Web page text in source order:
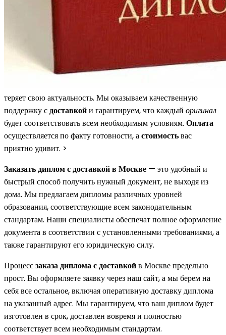
теряет свою актуальность. Мы оказываем качественную
поддержку сдоставкойи гарантируем, что каждый оригинал
будет соответствовать всем необходимым условиям. Оплата
осуществляется по факту готовности, астоимостьвас
приятно удивит. >
Заказать диплом с доставкой в Москве — это удобный и
быстрый способ получить нужный документ, не выходя из
дома. Мы предлагаем дипломы различных уровней
образования, соответствующие всем законодательным
стандартам. Наши специалисты обеспечат полное оформление
документа в соответствии с установленными требованиями, а
также гарантируют его юридическую силу.
Процессзаказа диплома с доставкойв Москве предельно
прост. Вы оформляете заявку через наш сайт, а мы берем на
себя все остальное, включая оперативную доставку диплома
на указанный адрес. Мы гарантируем, что ваш диплом будет
изготовлен в срок, доставлен вовремя и полностью
соответствует всем необходимым стандартам.